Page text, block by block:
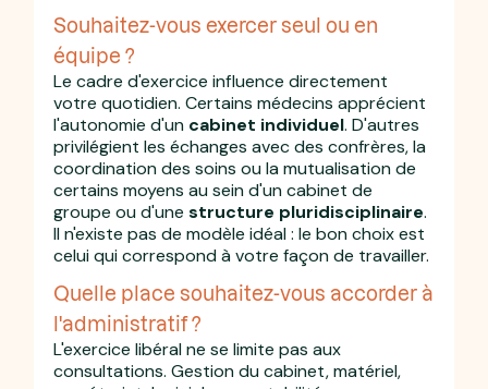
Souhaitez-vous exercer seul ou en
équipe ?
Le cadre d'exercice influence directement
votre quotidien. Certains médecins apprécient
l'autonomie d'un cabinet individuel. D'autres
privilégient les échanges avec des confrères, la
coordination des soins ou la mutualisation de
certains moyens au sein d'un cabinet de
groupe ou d'unestructure pluridisciplinaire.
Il n'existe pas de modèle idéal : le bon choix est
celui qui correspond à votre façon de travailler.
Quelle place souhaitez-vous accorder à
l'administratif ?
L'exercice libéral ne se limite pas aux
consultations. Gestion du cabinet, matériel,